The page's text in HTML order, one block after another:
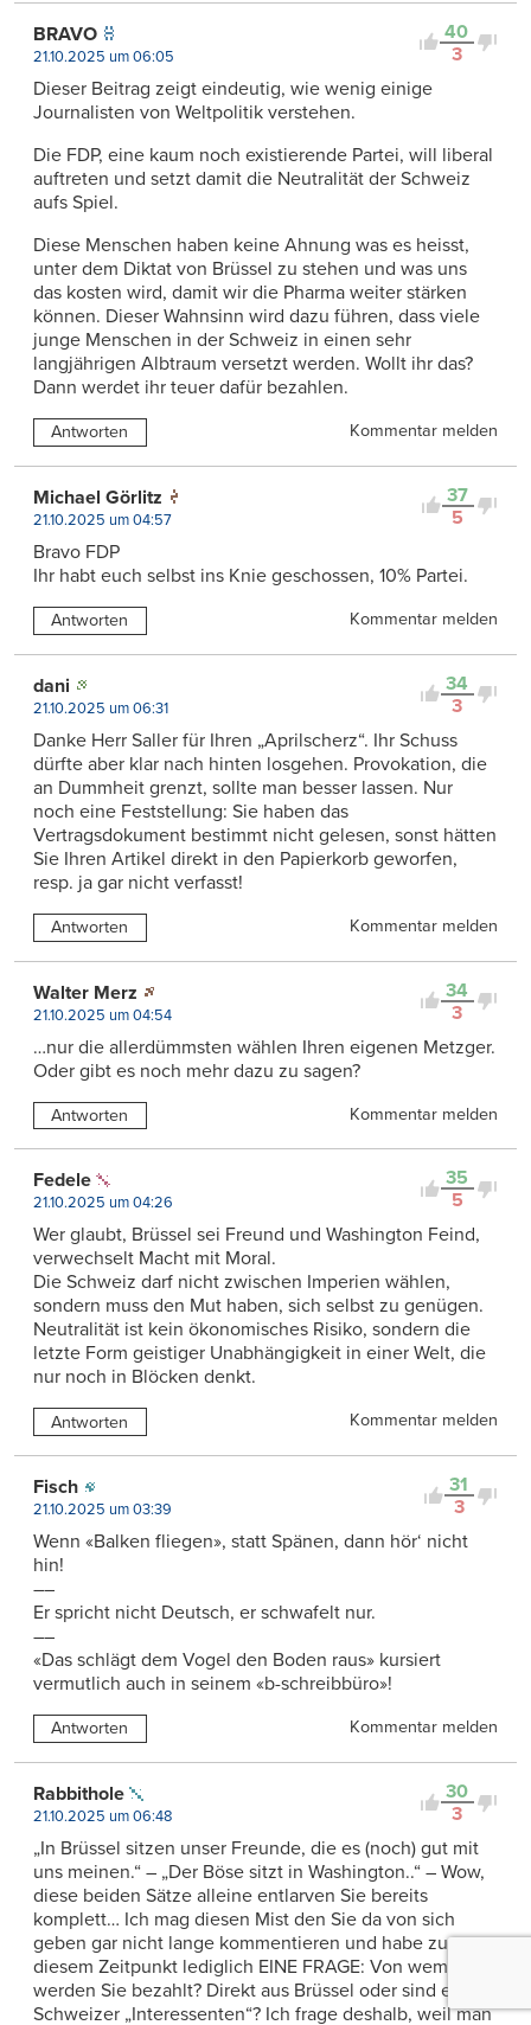
40
3
BRAVO
21.10.2025 um 06:05
Dieser Beitrag zeigt eindeutig, wie wenig einige
Journalisten von Weltpolitik verstehen.
Die FDP, eine kaum noch existierende Partei, will liberal
auftreten und setzt damit die Neutralität der Schweiz
aufs Spiel.
Diese Menschen haben keine Ahnung was es heisst,
unter dem Diktat von Brüssel zu stehen und was uns
das kosten wird, damit wir die Pharma weiter stärken
können. Dieser Wahnsinn wird dazu führen, dass viele
junge Menschen in der Schweiz in einen sehr
langjährigen Albtraum versetzt werden. Wollt ihr das?
Dann werdet ihr teuer dafür bezahlen.
Antworten Kommentar melden
37
5
Michael Görlitz
21.10.2025 um 04:57
Bravo FDP
Ihr habt euch selbst ins Knie geschossen, 10% Partei.
Antworten Kommentar melden
34
3
dani
21.10.2025 um 06:31
Danke Herr Saller für Ihren „Aprilscherz“. Ihr Schuss
dürfte aber klar nach hinten losgehen. Provokation, die
an Dummheit grenzt, sollte man besser lassen. Nur
noch eine Feststellung: Sie haben das
Vertragsdokument bestimmt nicht gelesen, sonst hätten
Sie Ihren Artikel direkt in den Papierkorb geworfen,
resp. ja gar nicht verfasst!
Antworten Kommentar melden
34
3
Walter Merz
21.10.2025 um 04:54
…nur die allerdümmsten wählen Ihren eigenen Metzger.
Oder gibt es noch mehr dazu zu sagen?
Antworten Kommentar melden
35
5
Fedele
21.10.2025 um 04:26
Wer glaubt, Brüssel sei Freund und Washington Feind,
verwechselt Macht mit Moral.
Die Schweiz darf nicht zwischen Imperien wählen,
sondern muss den Mut haben, sich selbst zu genügen.
Neutralität ist kein ökonomisches Risiko, sondern die
letzte Form geistiger Unabhängigkeit in einer Welt, die
nur noch in Blöcken denkt.
Antworten Kommentar melden
31
3
Fisch
21.10.2025 um 03:39
Wenn «Balken fliegen», statt Spänen, dann hör‘ nicht
hin!
––
Er spricht nicht Deutsch, er schwafelt nur.
––
«Das schlägt dem Vogel den Boden raus» kursiert
vermutlich auch in seinem «b-schreibbüro»!
Antworten Kommentar melden
30
3
Rabbithole
21.10.2025 um 06:48
„In Brüssel sitzen unser Freunde, die es (noch) gut mit
uns meinen.“ – „Der Böse sitzt in Washington..“ – Wow,
diese beiden Sätze alleine entlarven Sie bereits
komplett… Ich mag diesen Mist den Sie da von sich
geben gar nicht lange kommentieren und habe zu
diesem Zeitpunkt lediglich EINE FRAGE: Von wem
werden Sie bezahlt? Direkt aus Brüssel oder sind es
Schweizer „Interessenten“? Ich frage deshalb, weil man